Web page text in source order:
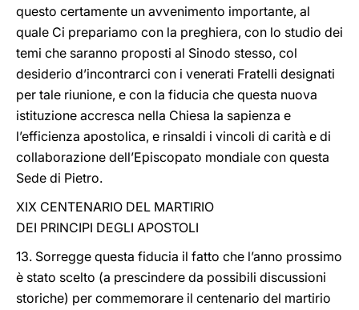
questo certamente un avvenimento importante, al
quale Ci prepariamo con la preghiera, con lo studio dei
temi che saranno proposti al Sinodo stesso, col
desiderio d’incontrarci con i venerati Fratelli designati
per tale riunione, e con la fiducia che questa nuova
istituzione accresca nella Chiesa la sapienza e
l’efficienza apostolica, e rinsaldi i vincoli di carità e di
collaborazione dell’Episcopato mondiale con questa
Sede di Pietro.
XIX CENTENARIO DEL MARTIRIO
DEI PRINCIPI DEGLI APOSTOLI
13. Sorregge questa fiducia il fatto che l’anno prossimo
è stato scelto (a prescindere da possibili discussioni
storiche) per commemorare il centenario del martirio